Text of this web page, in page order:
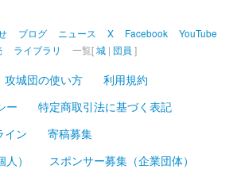
新年版 2023年
ブログ ニュース X Facebook
YouTube
ライブラリ 一覧[城 | 団員 ]
攻城団の使い方
利用規約
ー
特定商取引法に基づく表記
イン
寄稿募集
）
スポンサー募集（企業団体）